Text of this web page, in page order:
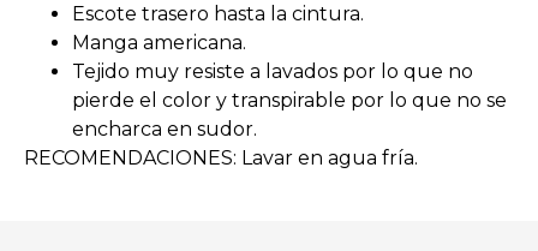
Escote trasero hasta la cintura.
Manga americana.
Tejido muy resiste a lavados por lo que no
pierde el color y transpirable por lo que no se
encharca en sudor.
RECOMENDACIONES: Lavar en agua fría.